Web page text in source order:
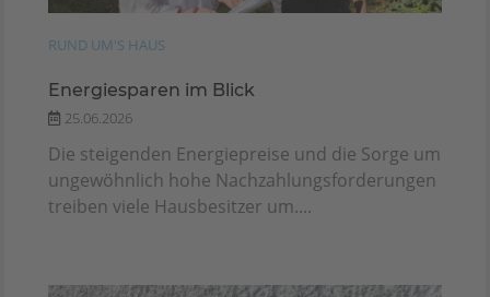
RUND UM'S HAUS
Energiesparen im Blick
25.06.2026
Die steigenden Energiepreise und die Sorge um
ungewöhnlich hohe Nachzahlungsforderungen
treiben viele Hausbesitzer um....